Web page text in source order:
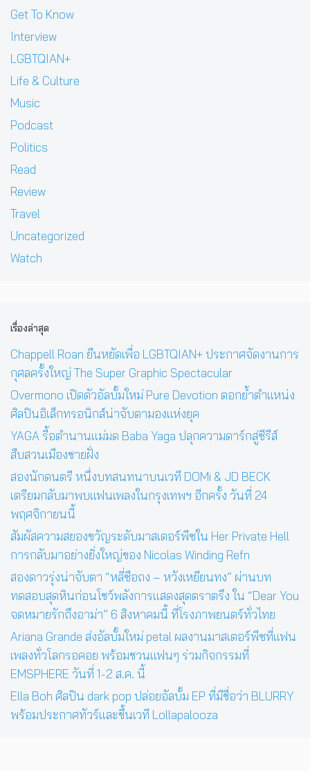
Get To Know
Interview
LGBTQIAN+
Life & Culture
Music
Podcast
Politics
Read
Review
Travel
Uncategorized
Watch
เรื่องล่าสุด
Chappell Roan ยืนหยัดเพื่อ LGBTQIAN+ ประกาศจัดงานการ
กุศลครั้งใหญ่ The Super Graphic Spectacular
Overmono เปิดตัวอัลบั้มใหม่ Pure Devotion ตอกย้ำตำแหน่ง
ศิลปินอิเล็กทรอนิกส์น่าจับตามองแห่งยุค
YAGA รื้อตำนานแม่มด Baba Yaga ปลุกความดาร์กสู่ซีรีส์
สืบสวนเมืองชายฝั่ง
สองนักดนตรี หนึ่งบทสนทนาบนเวที DOMi & JD BECK
เตรียมกลับมาพบแฟนเพลงในกรุงเทพฯ อีกครั้ง วันที่ 24
พฤศจิกายนนี้
สัมผัสความสยองขวัญระดับมาสเตอร์พีซใน Her Private Hell
การกลับมาอย่างยิ่งใหญ่ของ Nicolas Winding Refn
สองดาวรุ่งน่าจับตา “หลี่ซือถง – หวังเหยียนทง” ผ่านบท
ทดสอบสุดหินก่อนโชว์พลังการแสดงสุดตราตรึง ใน “Dear You
จดหมายรักถึงอาม่า” 6 สิงหาคมนี้ ที่โรงภาพยนตร์ทั่วไทย
Ariana Grande ส่งอัลบั้มใหม่ petal ผลงานมาสเตอร์พีซที่แฟน
เพลงทั่วโลกรอคอย พร้อมชวนแฟนๆ ร่วมกิจกรรมที่
EMSPHERE วันที่ 1-2 ส.ค. นี้
Ella Boh ศิลปิน dark pop ปล่อยอัลบั้ม EP ที่มีชื่อว่า BLURRY
พร้อมประกาศทัวร์และขึ้นเวที Lollapalooza